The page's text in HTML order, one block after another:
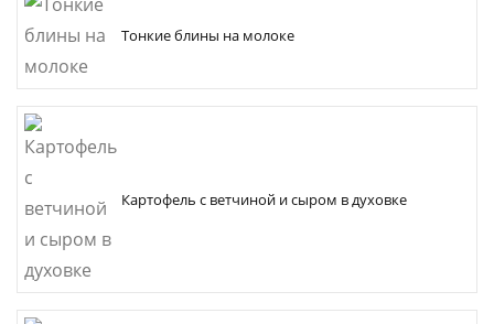
Тонкие блины на молоке
Картофель с ветчиной и сыром в духовке